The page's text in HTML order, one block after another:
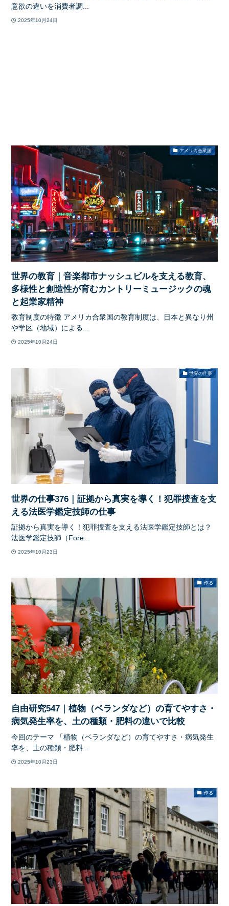
意欲の違いを消費者調...
2025年10月24日
アメリカ合衆国
世界の教育｜音楽都市ナッシュビルを支える教育、
多様性と創造性が育むカントリーミュージックの魂
と起業家精神
教育制度の特徴 アメリカ合衆国の教育制度は、日本と異なり州
や学区（地域）による...
2025年10月24日
世界の仕事
世界の仕事376｜証拠から真実を導く！犯罪捜査を支
える法医学鑑定技師の仕事
証拠から真実を導く！犯罪捜査を支える法医学鑑定技師とは？
法医学鑑定技師（Fore...
2025年10月23日
作る
自由研究547｜植物（ベランダなど）の育てやすさ・
病気発生率を、土の種類・肥料の違いで比較
今回のテーマ 「植物（ベランダなど）の育てやすさ・病気発生
率を、土の種類・肥料...
2025年10月23日
作る